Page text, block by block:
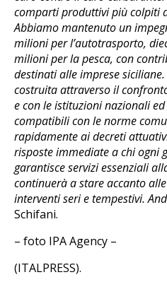
comparti produttivi più colpiti
Abbiamo mantenuto un
milioni per l’autotrasporto,
milioni per la pesca, con
destinati alle imprese
costruita attraverso il
e con le istituzioni nazionali
compatibili con le norme
rapidamente ai decreti
risposte immediate a chi ogni
garantisce servizi essenziali
continuerà a stare accanto
interventi seri e tempestivi.
Schifani.
– foto IPA Agency –
(ITALPRESS).